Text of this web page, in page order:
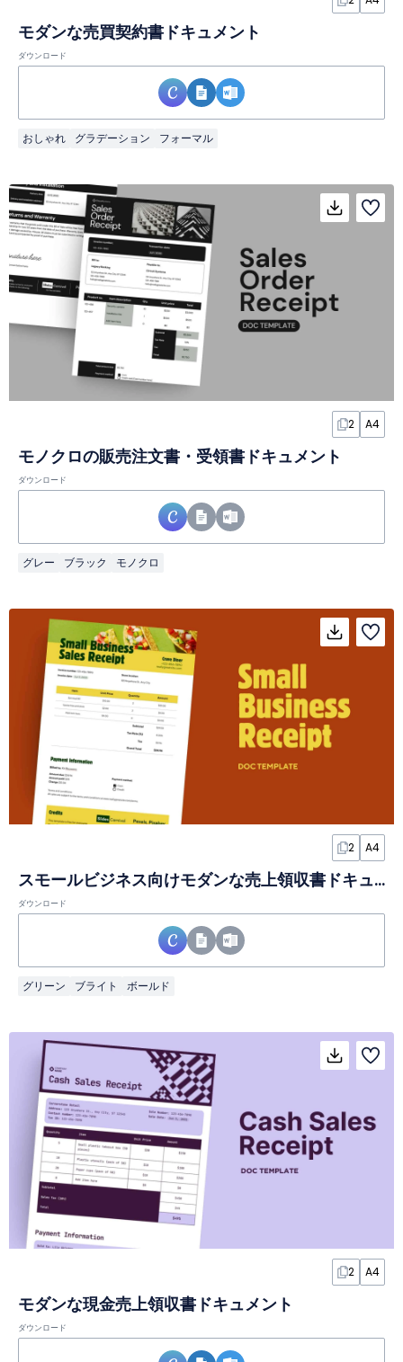
モダンな売買契約書ドキュメント
ダウンロード
おしゃれ グラデーション フォーマル
2 A4
モノクロの販売注文書・受領書ドキュメント
ダウンロード
グレー ブラック モノクロ
2 A4
スモールビジネス向けモダンな売上領収書ドキュメント
ダウンロード
グリーン ブライト ボールド
2 A4
モダンな現金売上領収書ドキュメント
ダウンロード